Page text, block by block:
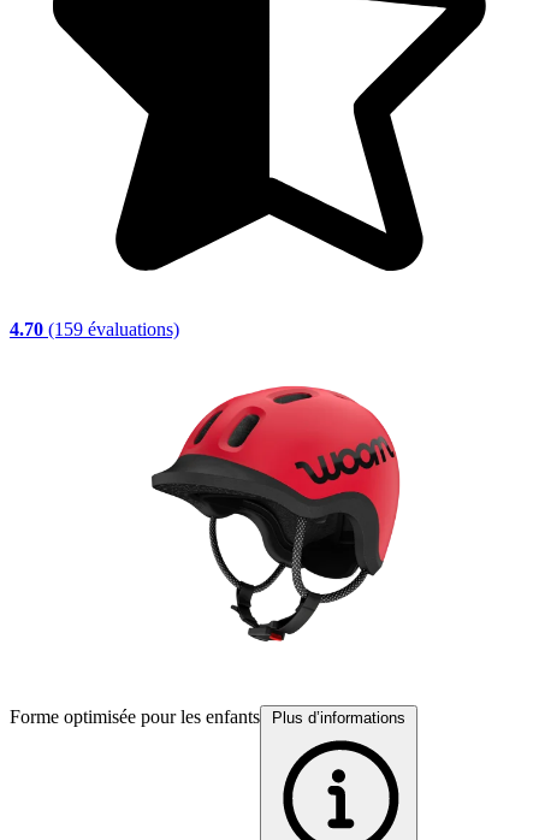
4.70 (159 évaluations)
Forme optimisée pour les enfants